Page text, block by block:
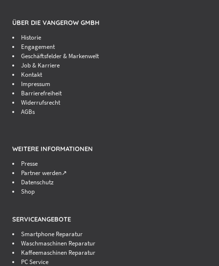
ÜBER DIE VANGEROW GMBH
Historie
Engagement
Geschäftsfelder & Markenwelt
Job & Karriere
Kontakt
Impressum
Barrierefreiheit
Widerrufsrecht
AGBs
WEITERE INFORMATIONEN
Presse
Partner werden↗
Datenschutz
Shop
SERVICEANGEBOTE
Smartphone Reparatur
Waschmaschinen Reparatur
Kaffeemaschinen Reparatur
PC Service